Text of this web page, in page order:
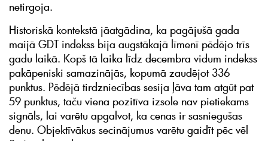
netirgoja.
Historiskā kontekstā jāatgādina, ka pagājušā gada
maijā GDT indekss bija augstākajā līmenī pēdējo trīs
gadu laikā. Kopš tā laika līdz decembra vidum indekss
pakāpeniski samazinājās, kopumā zaudējot 336
punktus. Pēdējā tirdzniecības sesija ļāva tam atgūt pat
59 punktus, taču viena pozitīva izsole nav pietiekams
signāls, lai varētu apgalvot, ka cenas ir sasniegušas
denu. Objektīvākus secinājumus varētu gaidīt pēc vēl